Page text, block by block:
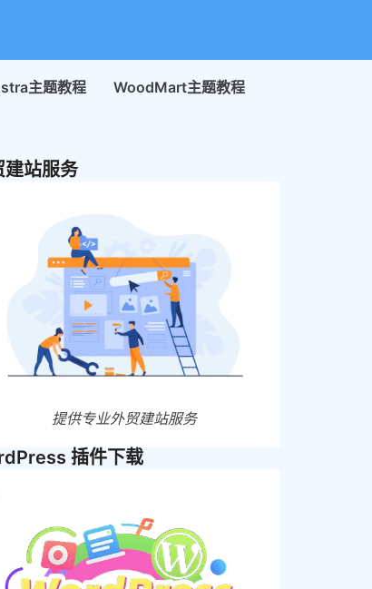
主题教程 WoodMart主题教程
建站服务
提供专业外贸建站服务
插件下载